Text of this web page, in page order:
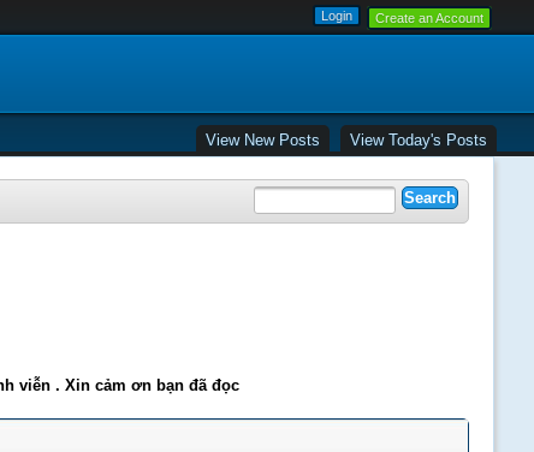
Create an Account
View New Posts View Today's Posts
viễn . Xin cảm ơn bạn đã đọc